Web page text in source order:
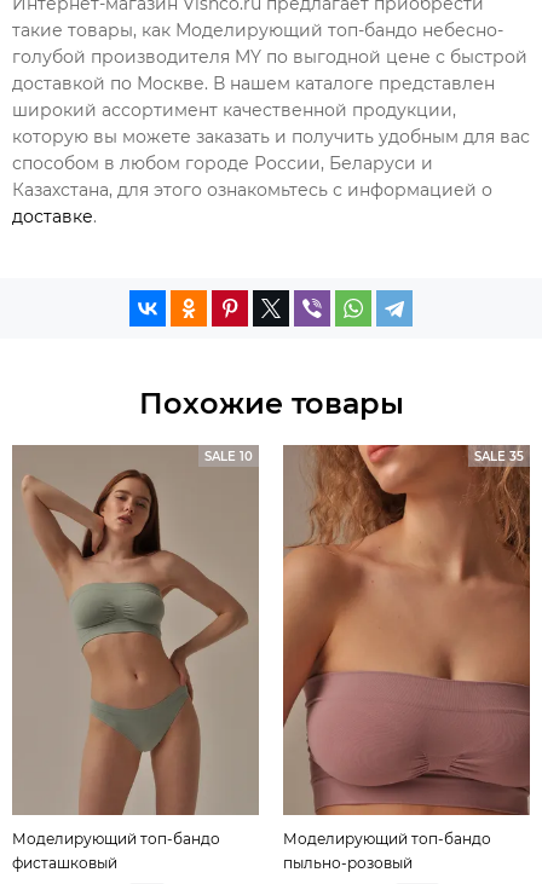
такие товары, как Моделирующий топ-бандо небесно-
голубой производителя MY по выгодной цене с быстрой
доставкой по Москве. В нашем каталоге представлен
широкий ассортимент качественной продукции,
которую вы можете заказать и получить удобным для вас
способом в любом городе России, Беларуси и
Казахстана, для этого ознакомьтесь с информацией о
доставке.
Похожие товары
SALE 10
Моделирующий топ-бандо
фисташковый
SALE 35
Моделирующий топ-бандо
пыльно-розовый